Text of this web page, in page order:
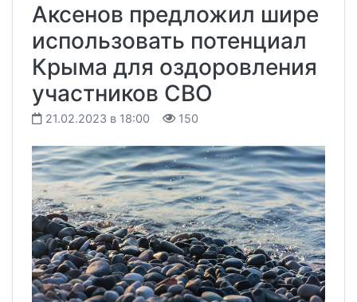
Аксенов предложил шире
использовать потенциал
Крыма для оздоровления
участников СВО
21.02.2023 в 18:00 150